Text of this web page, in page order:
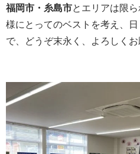
福岡市・糸島市とエリアは限
様にとってのベストを考え、
で、どうぞ末永く、よろしくお